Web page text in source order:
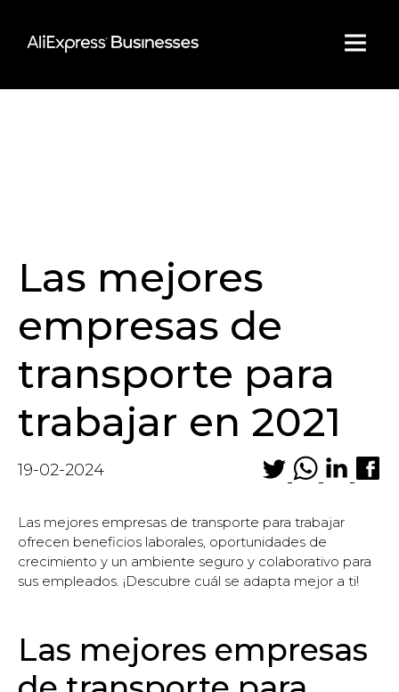
content
Las mejores
empresas de
transporte para
trabajar en 2021
19-02-2024
Las mejores empresas de transporte para trabajar
ofrecen beneficios laborales, oportunidades de
crecimiento y un ambiente seguro y colaborativo para
sus empleados. ¡Descubre cuál se adapta mejor a ti!
Las mejores empresas